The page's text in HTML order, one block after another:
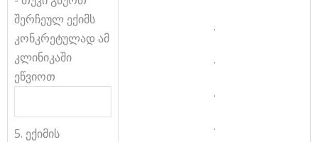
შერჩეულ ექიმს
კონკრეტულად ამ
კლინიკაში
ეწვიოთ
5. ექიმის
.
.
.
.